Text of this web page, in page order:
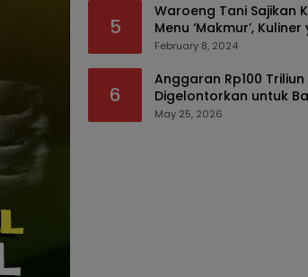
5
Waroeng Tani Sajikan
Menu ‘Makmur’,
Dikunjungi di Malang
February 8, 2024
6
Anggaran Rp100 Triliun
Digelontorkan untuk
Kembali Sumatra,
May 25, 2026